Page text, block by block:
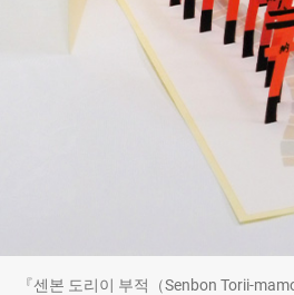
『센본 도리이 부적（Senbon Torii-